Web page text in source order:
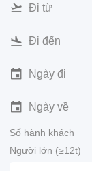
Đi từ
Đi đến
Ngày đi
Ngày về
Số hành khách
Người lớn (≥12t)